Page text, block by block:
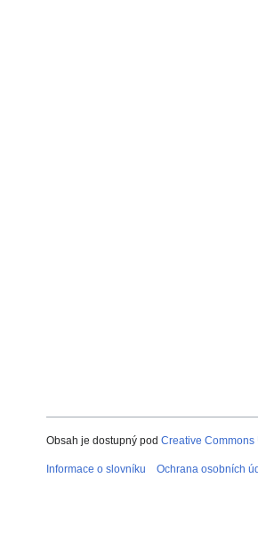
Obsah je dostupný pod Creative
Informace o slovníku Ochrana osobních